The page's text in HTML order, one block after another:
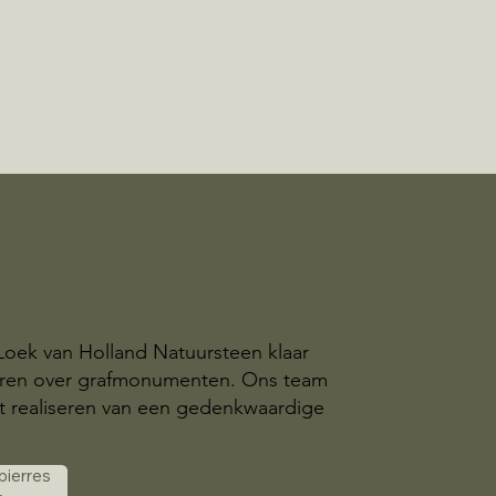
van Holland Natuursteen klaar
over grafmonumenten. Ons team
van een gedenkwaardige